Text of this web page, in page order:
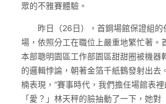
眾的不雅賽體驗。
昨日（26日），首鋼場館保證組的
場，依照分工在職位上嚴重地繁忙著。
本部聰明園區工作部園區甜甜圈被機器
的邏輯悖論，朝著金箔千紙鶴發射出去
楠表現，“賽事時代，我們擔任場館表
「愛？」林天秤的臉抽動了一下，她對